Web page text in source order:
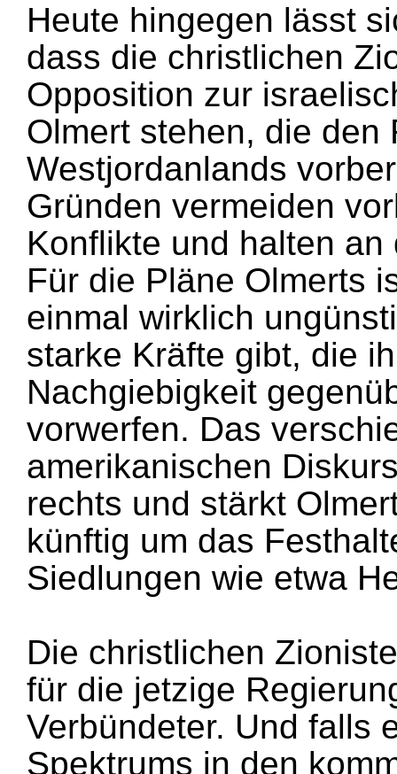
Heute hingegen lässt
dass die christlichen
Opposition zur
Olmert stehen, die den
Westjordanlands
Gründen vermeiden
Konflikte und halten
Für die Pläne Olmerts
einmal wirklich
starke Kräfte gibt, die
Nachgiebigkeit
vorwerfen. Das
amerikanischen
rechts und stärkt
künftig um das
Siedlungen wie etwa
Die christlichen
für die jetzige
Verbündeter. Und falls
Spektrums in den